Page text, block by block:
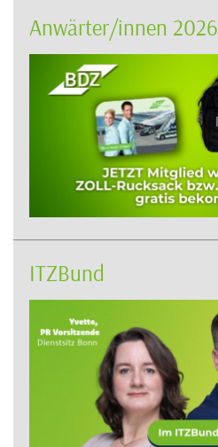
Anwärter/innen 2026
ITZBund